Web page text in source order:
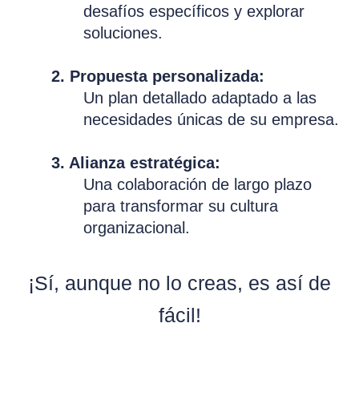
desafíos específicos y explorar
soluciones.
2. Propuesta personalizada:
Un plan detallado adaptado a las
necesidades únicas de su empresa.
3. Alianza estratégica:
Una colaboración de largo plazo
para transformar su cultura
organizacional.
¡Sí, aunque no lo creas, es así de
fácil!